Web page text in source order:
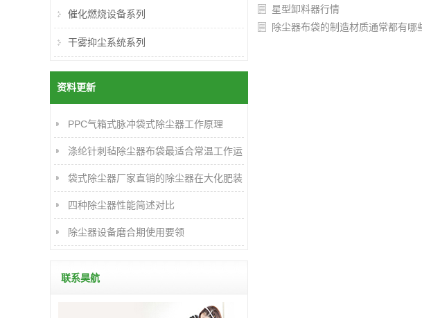
星型卸料器行情
除尘器布袋的制造材质通常都有哪
催化燃烧设备系列
干雾抑尘系统系列
资料更新
PPC气箱式脉冲袋式除尘器工作原理
涤纶针刺毡除尘器布袋最适合常温工作运
行
袋式除尘器厂家直销的除尘器在大化肥装
置的应用及改进
四种除尘器性能简述对比
除尘器设备磨合期使用要领
联系昊航